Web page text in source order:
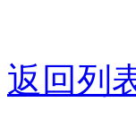
返回列